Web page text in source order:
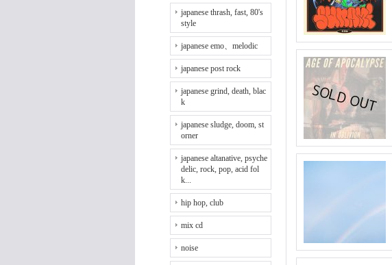
japanese thrash, fast, 80's
style
japanese emo、melodic
japanese post rock
japanese grind, death, blac
k
japanese sludge, doom, st
orner
japanese altanative, psyche
delic, rock, pop, acid fol
k...
hip hop, club
mix cd
noise